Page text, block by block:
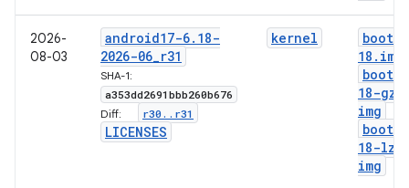
2026-
08-03
android17-6. 18-
2026-06_r31
SHA-1:
a353dd2691bbb260b676
Diff: r30 . . r31
LICENSES
kernel
boot-6
18 . img
boot-6
18-gz
img
boot-6
18-lz4
img